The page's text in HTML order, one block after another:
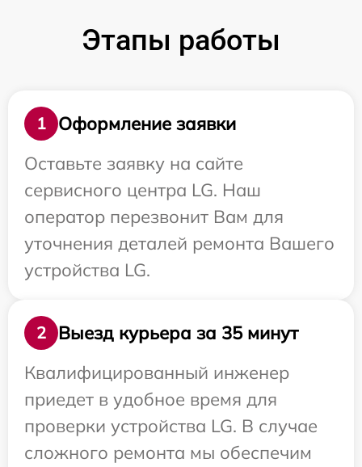
Этапы работы
1
Оформление заявки
Оставьте заявку на сайте
сервисного центра LG. Наш
оператор перезвонит Вам для
уточнения деталей ремонта Вашего
устройства LG.
2
Выезд курьера за 35 минут
Квалифицированный инженер
приедет в удобное время для
проверки устройства LG. В случае
сложного ремонта мы обеспечим